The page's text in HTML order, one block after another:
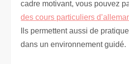
cadre motivant, vous pouvez
des cours particuliers
Ils permettent aussi de
dans un environnement guidé.